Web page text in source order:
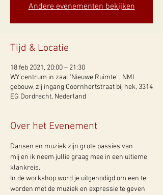
Andere evenementen bekijken
Tijd & Locatie
18 feb 2021, 20:00 – 21:30
WY centrum in zaal 'Nieuwe Ruimte' , NMI
gebouw, zij ingang Coornhertstraat bij hek, 3314
EG Dordrecht, Nederland
Over het Evenement
Dansen en muziek zijn grote passies van
mij en ik neem jullie graag mee in een ultieme
klankreis.
In de workshop word je uitgenodigd om een te
worden met de muziek en expressie te geven